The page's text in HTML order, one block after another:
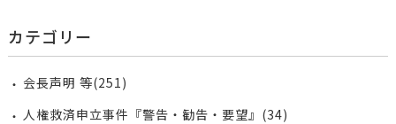
カテゴリー
会長声明 等(251)
人権救済申立事件『警告・勧告・要望』(34)